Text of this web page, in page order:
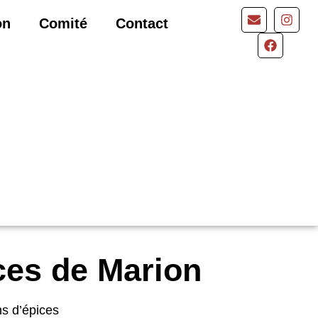
Comité Contact
de Marion
d’épices